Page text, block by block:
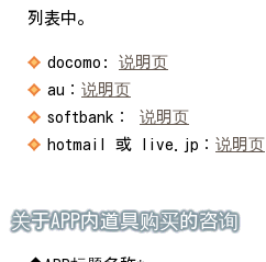
列表中。
docomo: 说明页
au： 说明页
softbank： 说明页
hotmail 或 live.jp： 说明页
关于APP内道具购买的咨询